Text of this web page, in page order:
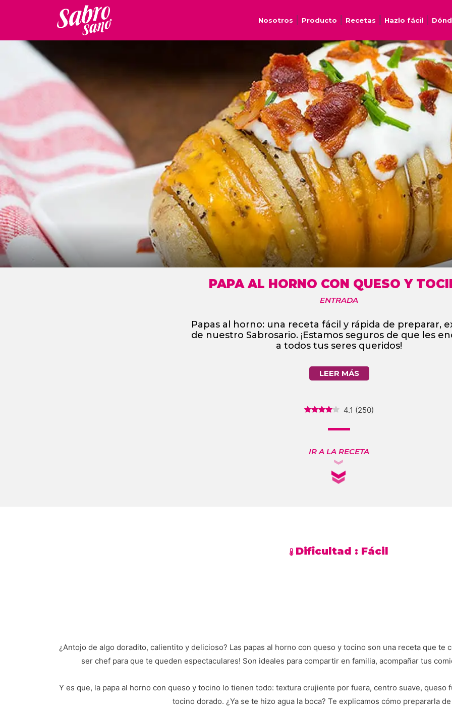
Nosotros Producto Recetas Hazlo fácil
PAPA AL HORNO CON QUESO Y
ENTRADA
Papas al horno: una receta fácil y rápida de preparar,
de nuestro Sabrosario. ¡Estamos seguros de que les
a todos tus seres queridos!
LEER MÁS
4.1 (250)
IR A LA RECETA
Dificultad : Fácil
¿Antojo de algo doradito, calientito y delicioso? Las papas al horno con queso y tocino son una receta que te
ser chef para que te queden espectaculares! Son ideales para compartir en familia, acompañar tus
Y es que, la papa al horno con queso y tocino lo tienen todo: textura crujiente por fuera, centro suave,
tocino dorado. ¿Ya se te hizo agua la boca? Te explicamos cómo prepararla